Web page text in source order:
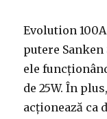
Evolution
putere
ele
de 25W. În
acționează ca